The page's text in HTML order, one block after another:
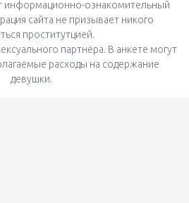
информационно-ознакомительный
сайта не призывает никого
проститутцией.
партнёра. В анкете могут
расходы на содержание
девушки.